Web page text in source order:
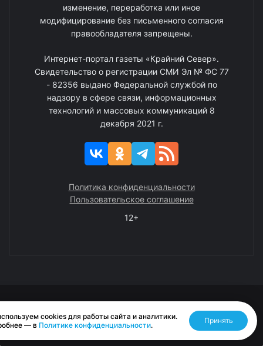
изменение, переработка или иное
модифицирование без письменного согласия
правообладателя запрещены.
Интернет-портал газеты «Крайний Север».
Свидетельство о регистрации СМИ Эл № ФС 77
- 82356 выдано Федеральной службой по
надзору в сфере связи, информационных
технологий и массовых коммуникаций 8
декабря 2021 г.
Политика конфиденциальности
Пользовательское соглашение
12+
Разработано RASA
cookies для работы сайта и аналитики.
— в Политике конфиденциальности.
Принять